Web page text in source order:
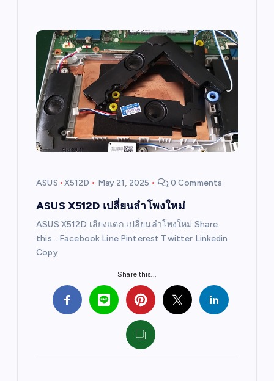
ASUS X512D May 21, 2025 0 Comments
ASUS X512D เปลี่ยนลำโพงใหม่
ASUS X512D เสียงแตก เปลี่ยนลำโพงใหม่ Share
this… Facebook Line Pinterest Twitter Linkedin
Copy
Share this...